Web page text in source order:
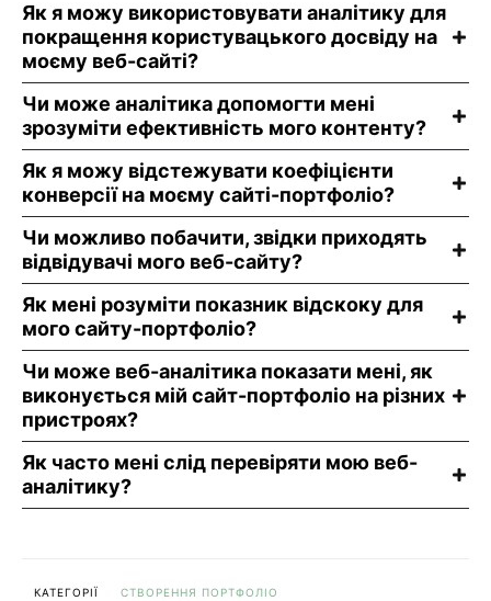
Як я можу використовувати аналітику для
покращення користувацького досвіду на
моєму веб-сайті?
Чи може аналітика допомогти мені
зрозуміти ефективність мого контенту?
Як я можу відстежувати коефіцієнти
конверсії на моєму сайті-портфоліо?
Чи можливо побачити, звідки приходять
відвідувачі мого веб-сайту?
Як мені розуміти показник відскоку для
мого сайту-портфоліо?
Чи може веб-аналітика показати мені, як
виконується мій сайт-портфоліо на різних
пристроях?
Як часто мені слід перевіряти мою веб-
аналітику?
КАТЕГОРІЇ
СТВОРЕННЯ ПОРТФОЛІО